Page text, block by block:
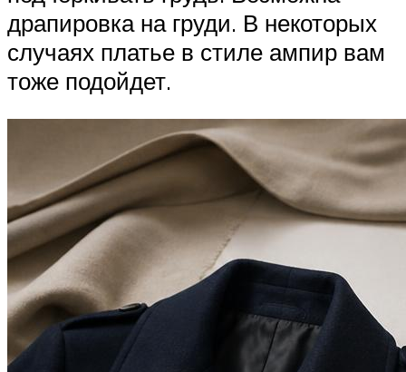
драпировка на груди. В некоторых
случаях платье в стиле ампир вам
тоже подойдет.